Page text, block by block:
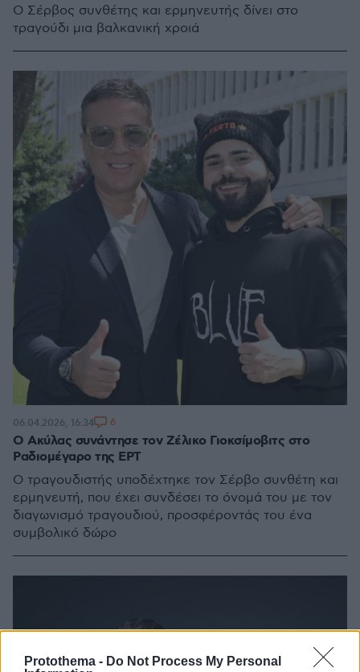
Protothema - Do Not Process My Personal
Ο Σέρβος συνθέτης και ερμηνευτής δίνει στο
τραγούδι μια βαλκανική χροιά
Ο Aκύλας συνάντησε τον Ζέλικο Γιοκσίμοβιτς στο
Ραδιομέγαρο της ΕΡΤ
Ο τραγουδιστής υποδέχτηκε τον Σέρβο συνθέτη και
ερμηνευτή, που έχει συνδέσει το όνομά του με τον
διαγωνισμό τραγουδιού, προσφέροντάς του ένα
συμβολικό δώρο
06.04.2026, 16:34 6